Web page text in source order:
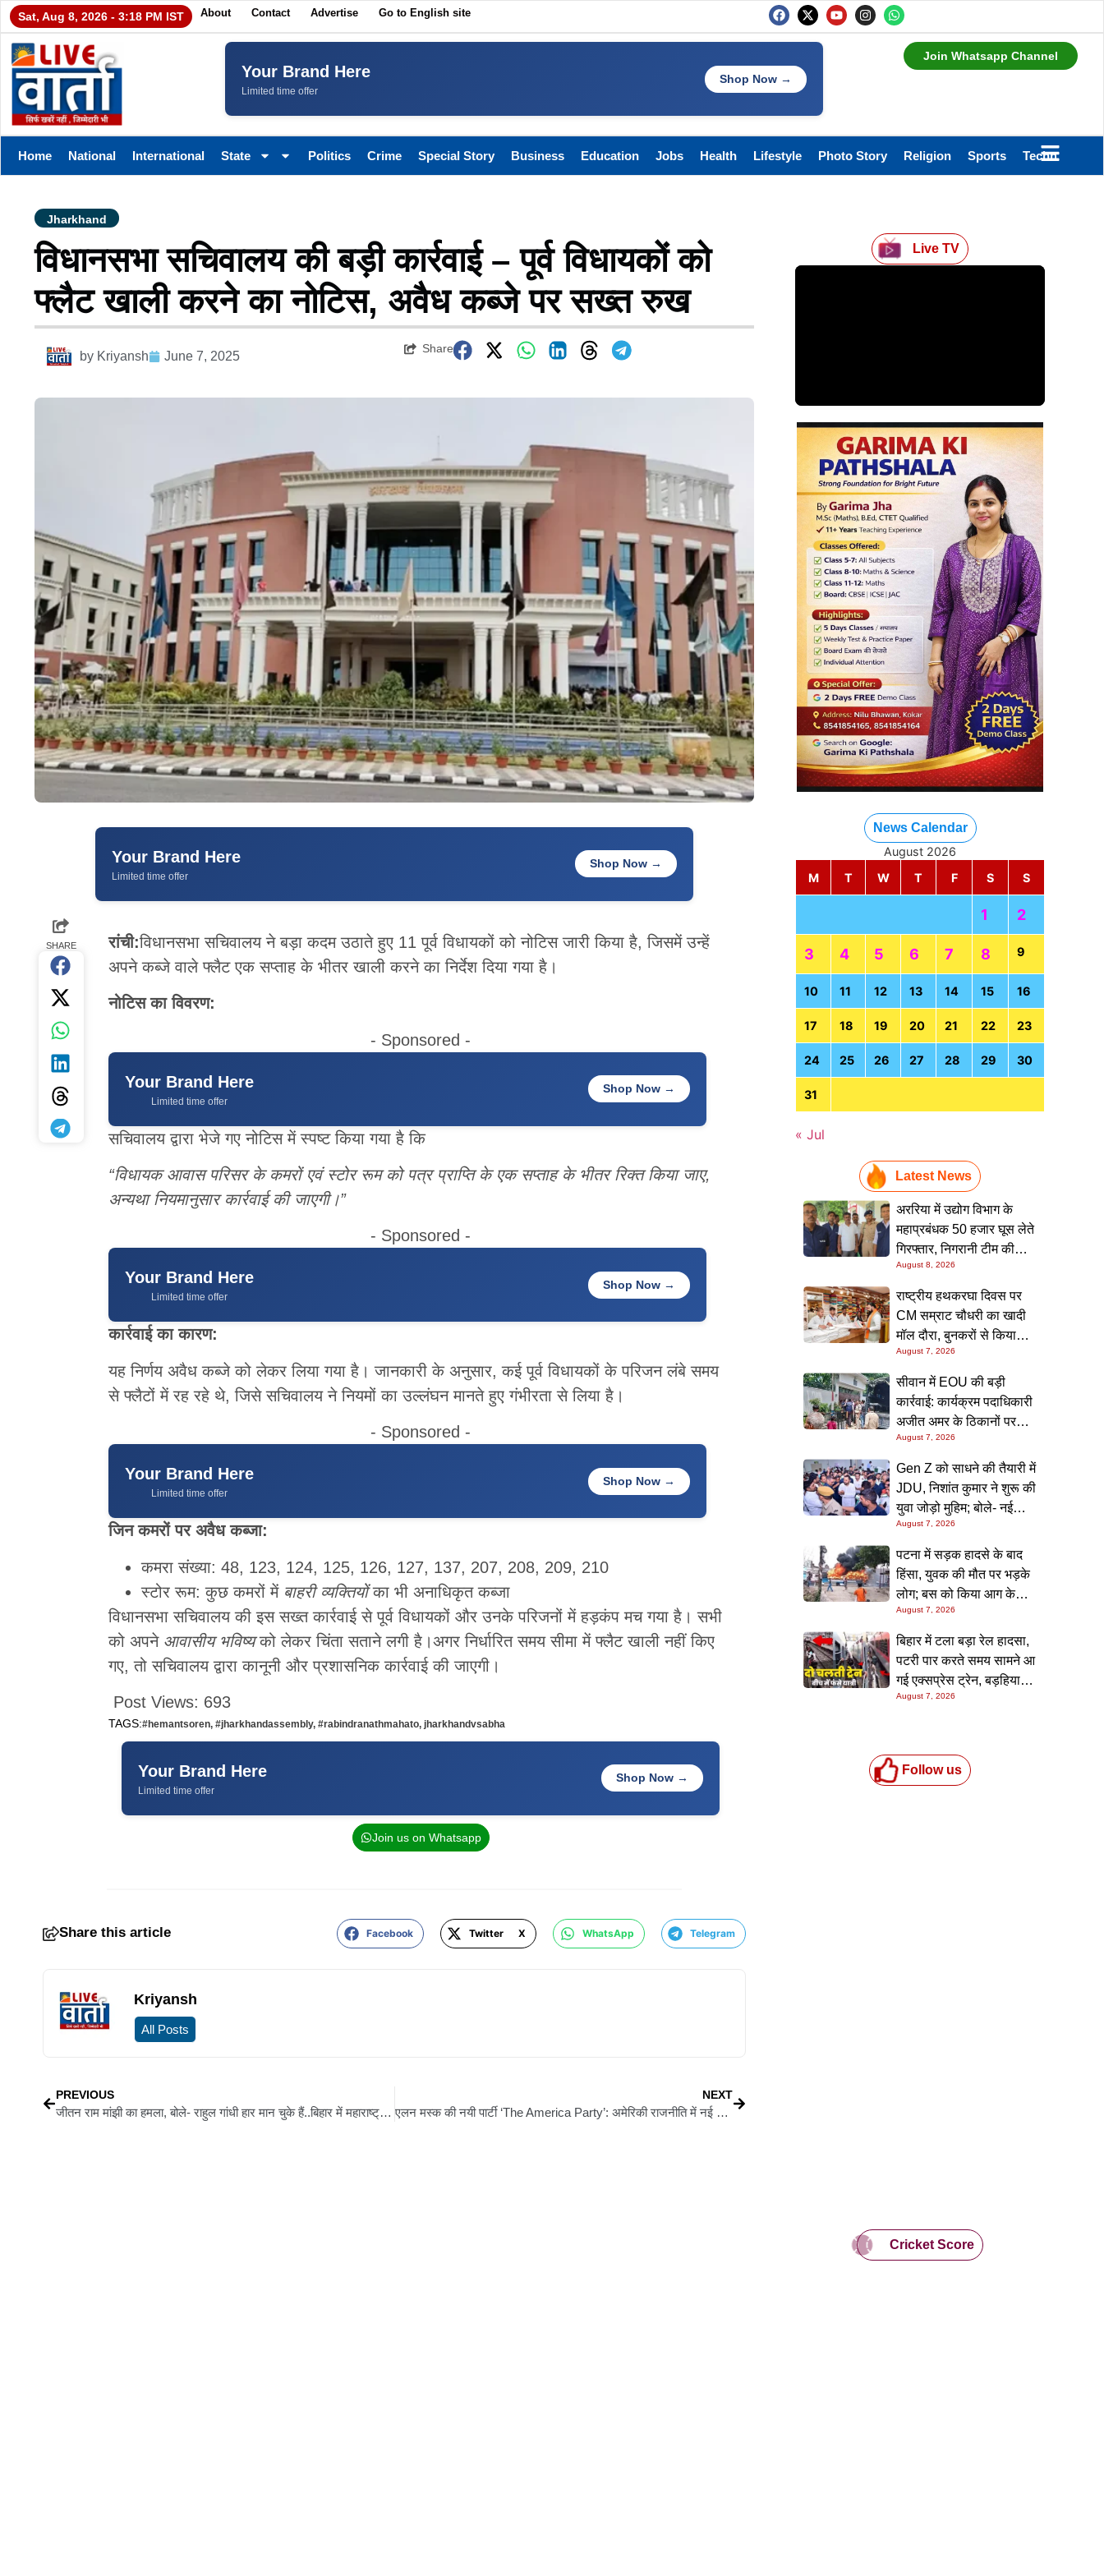
Sat, Aug 8, 2026 - 3:18 PM IST About Contact Advertise Go to English site
Your Brand Here
Limited time offer
Shop Now →
Join Whatsapp Channel
Home National International State Politics Crime Special Story Business Education Jobs Health Lifestyle Photo Story Religion Sports Technology
Jharkhand
विधानसभा सचिवालय की बड़ी कार्रवाई – पूर्व विधायकों को
फ्लैट खाली करने का नोटिस, अवैध कब्जे पर सख्त रुख
by Kriyansh June 7, 2025
Share
Your Brand Here
Limited time offer
Shop Now →
SHARE रांची:विधानसभा सचिवालय ने बड़ा कदम उठाते हुए 11 पूर्व विधायकों को नोटिस जारी किया है, जिसमें उन्हें
अपने कब्जे वाले फ्लैट एक सप्ताह के भीतर खाली करने का निर्देश दिया गया है।
नोटिस का विवरण:
- Sponsored -
Your Brand Here
Limited time offer
Shop Now →
सचिवालय द्वारा भेजे गए नोटिस में स्पष्ट किया गया है कि
“विधायक आवास परिसर के कमरों एवं स्टोर रूम को पत्र प्राप्ति के एक सप्ताह के भीतर रिक्त किया जाए,
अन्यथा नियमानुसार कार्रवाई की जाएगी।”
- Sponsored -
Your Brand Here
Limited time offer
Shop Now →
कार्रवाई का कारण:
यह निर्णय अवैध कब्जे को लेकर लिया गया है। जानकारी के अनुसार, कई पूर्व विधायकों के परिजन लंबे समय
से फ्लैटों में रह रहे थे, जिसे सचिवालय ने नियमों का उल्लंघन मानते हुए गंभीरता से लिया है।
- Sponsored -
Your Brand Here
Limited time offer
Shop Now →
जिन कमरों पर अवैध कब्जा:
कमरा संख्या: 48, 123, 124, 125, 126, 127, 137, 207, 208, 209, 210
स्टोर रूम: कुछ कमरों में बाहरी व्यक्तियोंका भी अनाधिकृत कब्जा
विधानसभा सचिवालय की इस सख्त कार्रवाई से पूर्व विधायकों और उनके परिजनों में हड़कंप मच गया है। सभी
को अपने आवासीय भविष्यको लेकर चिंता सताने लगी है।अगर निर्धारित समय सीमा में फ्लैट खाली नहीं किए
गए, तो सचिवालय द्वारा कानूनी और प्रशासनिक कार्रवाई की जाएगी।
Post Views: 693
TAGS:#hemantsoren, #jharkhandassembly, #rabindranathmahato, jharkhandvsabha
Your Brand Here
Limited time offer
Shop Now →
Join us on Whatsapp
Share this article Facebook Twitter X WhatsApp Telegram
Kriyansh
All Posts
PREVIOUS
जीतन राम मांझी का हमला, बोले- राहुल गांधी हार मान चुके हैं..बिहार में महाराष्ट्र की बातें क्यों कर रहे हैं ?
NEXT
एलन मस्क की नयी पार्टी ‘The America Party’: अमेरिकी राजनीति में नई हलचल
Live TV
News Calendar
August 2026
M
T W T F S S
1 2
3 4 5 6 7 8 9
10 11 12 13 14 15 16
17 18 19 20 21 22 23
24 25 26 27 28 29 30
31
« Jul
Latest News
अररिया में उद्योग विभाग के
महाप्रबंधक 50 हजार घूस लेते
गिरफ्तार, निगरानी टीम की
छापेमारी; आवास से बरामद हुई
रिश्वत की रकम
August 8, 2026
राष्ट्रीय हथकरघा दिवस पर
CM सम्राट चौधरी का खादी
मॉल दौरा, बुनकरों से किया
संवाद और स्वदेशी उत्पादों को
बढ़ावा देने की अपील
August 7, 2026
सीवान में EOU की बड़ी
कार्रवाई: कार्यक्रम पदाधिकारी
अजीत अमर के ठिकानों पर
छापा, 40 लाख के आभूषण
समेत करोड़ों की संपत्ति की
जांच शुरू
August 7, 2026
Gen Z को साधने की तैयारी में
JDU, निशांत कुमार ने शुरू की
युवा जोड़ो मुहिम; बोले- नई
पीढ़ी तक पहुंचाएं नीतीश
सरकार के 20 सालों के काम
August 7, 2026
पटना में सड़क हादसे के बाद
हिंसा, युवक की मौत पर भड़के
लोग; बस को किया आग के
हवाले, पुलिस और मीडिया पर
भी हमला
August 7, 2026
बिहार में टला बड़ा रेल हादसा,
पटरी पार करते समय सामने आ
गई एक्सप्रेस ट्रेन, बड़हिया
स्टेशन पर मची अफरा-तफरी,
August 7, 2026
Follow us
Cricket Score